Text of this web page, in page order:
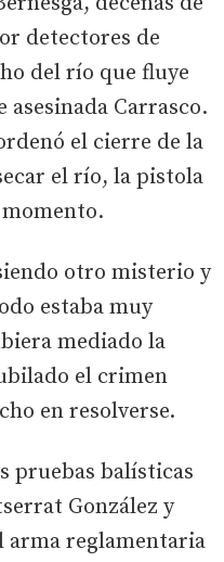
detectores de
del río que fluye
asesinada Carrasco.
el cierre de la
el río, la pistola
otro misterio y
estaba muy
mediado la
el crimen
en resolverse.
pruebas balísticas
González y
arma reglamentaria